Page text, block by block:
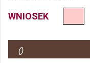
WNIOSEK
()